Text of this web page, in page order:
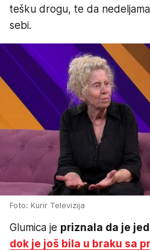
tešku drogu, te da
sebi.
Foto: Kurir Televizija
Glumica je priznala da je
dok je još bila u braku sa